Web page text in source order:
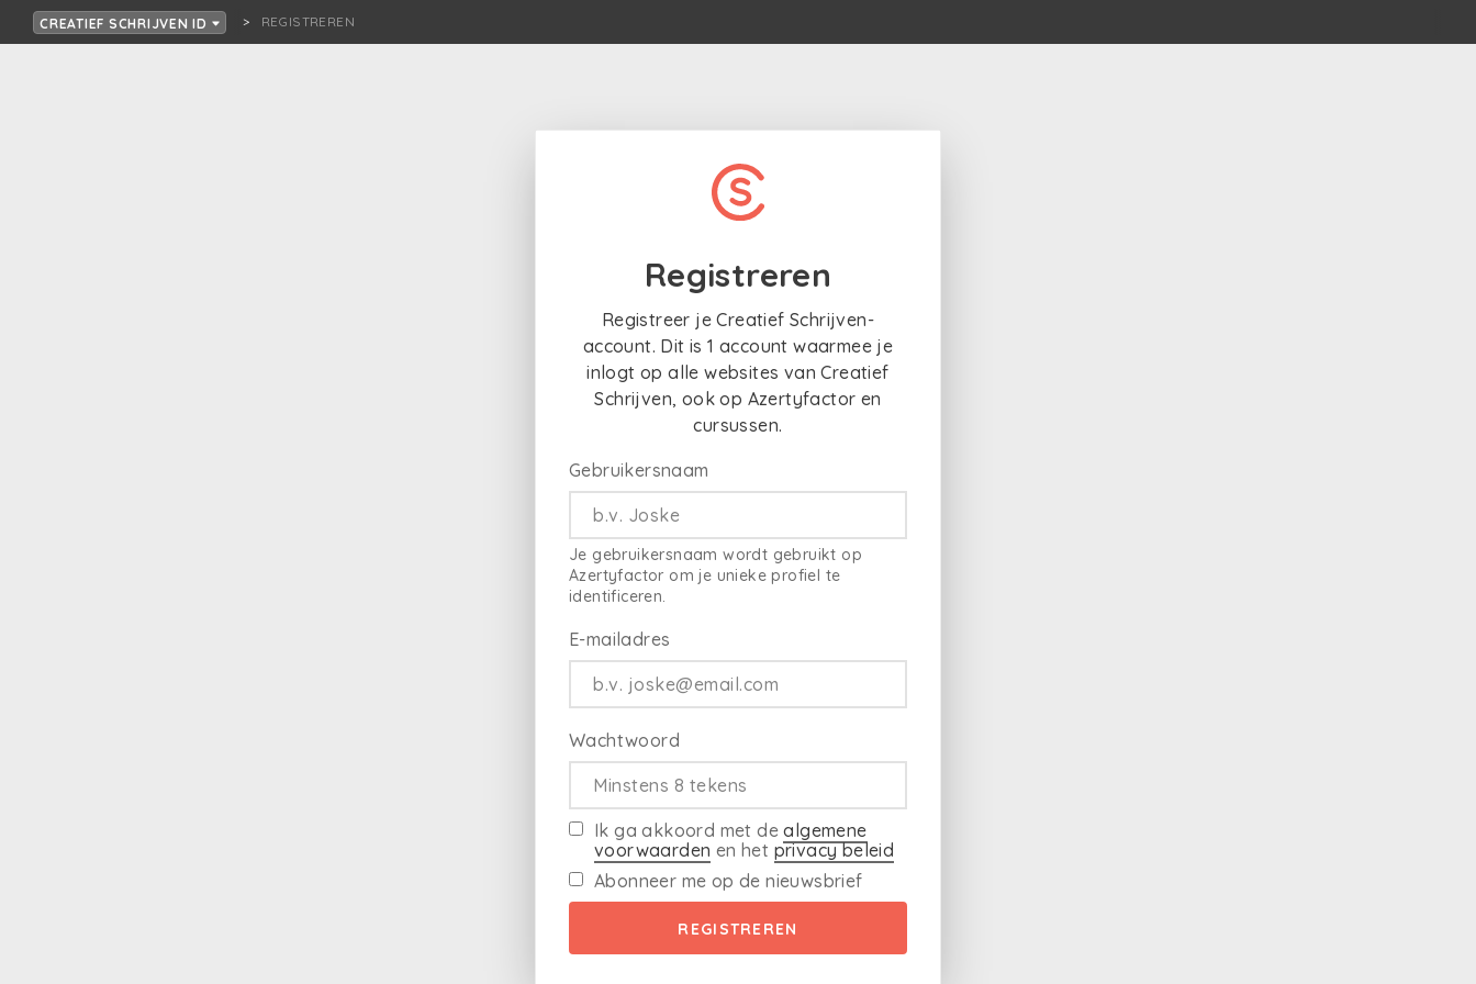
CREATIEF SCHRIJVEN ID REGISTREREN
Registreren
Registreer je Creatief Schrijven-
account. Dit is 1 account waarmee je
inlogt op alle websites van Creatief
Schrijven, ook op Azertyfactor en
cursussen.
Gebruikersnaam
Je gebruikersnaam wordt gebruikt op
Azertyfactor om je unieke profiel te
identificeren.
E-mailadres
Wachtwoord
Ik ga akkoord met dealgemene
voorwaarden en het privacy beleid
Abonneer me op de nieuwsbrief
REGISTREREN